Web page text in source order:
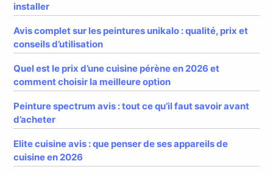
installer
Avis complet sur les peintures unikalo : qualité, prix et
conseils d’utilisation
Quel est le prix d’une cuisine pérène en 2026 et
comment choisir la meilleure option
Peinture spectrum avis : tout ce qu’il faut savoir avant
d’acheter
Elite cuisine avis : que penser de ses appareils de
cuisine en 2026